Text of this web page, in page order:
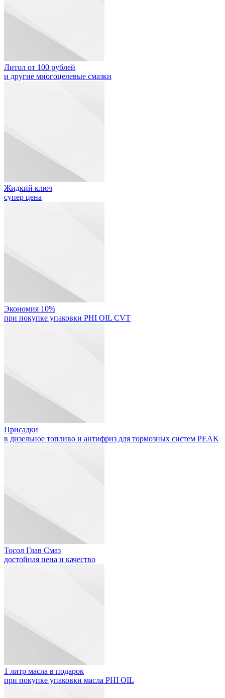
Литол от 100 рублей
и другие многоцелевые смазки
Жидкий ключ
супер цена
Экономия 10%
при покупке упаковки PHI OIL CVT
Присадки
в дизельное топливо и антифриз для тормозных систем PEAK
Тосол Глав Смаз
достойная цена и качество
1 литр масла в подарок
при покупке упаковки масла PHI OIL